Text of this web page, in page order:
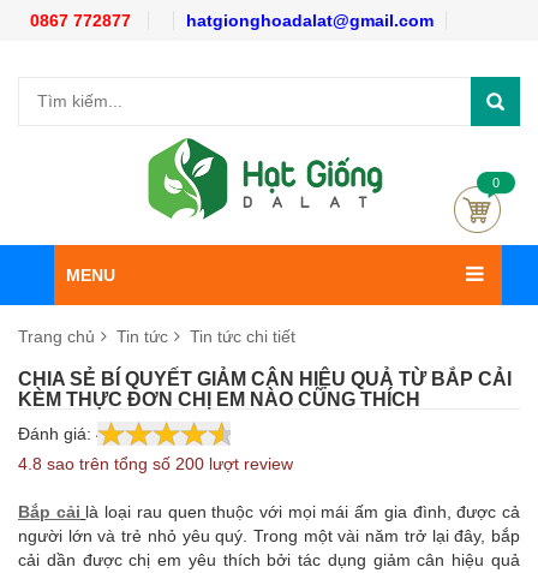
0867 772877 hatgionghoadalat@gmail.com
0
MENU
Trang chủ Tin tức Tin tức chi tiết
CHIA SẺ BÍ QUYẾT GIẢM CÂN HIỆU QUẢ TỪ BẮP CẢI
KÈM THỰC ĐƠN CHỊ EM NÀO CŨNG THÍCH
Đánh giá: 4.8 200
4.8 sao trên tổng số 200 lượt review
Bắp cải là loại rau quen thuộc với mọi mái ấm gia đình, được cả
người lớn và trẻ nhỏ yêu quý. Trong một vài năm trở lại đây, bắp
cải dần được chị em yêu thích bởi tác dụng giảm cân hiệu quả